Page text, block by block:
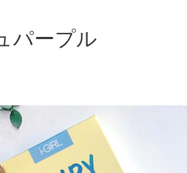
パープル